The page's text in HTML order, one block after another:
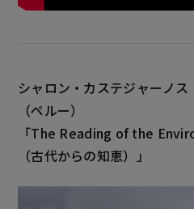
シャロン・カステジャーノス
（ペルー）
「The Reading of the
（古代からの知恵）」